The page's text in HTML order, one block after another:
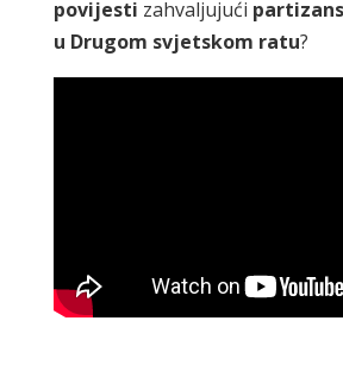
povijesti zahvaljujući
u Drugom svjetskom ratu?